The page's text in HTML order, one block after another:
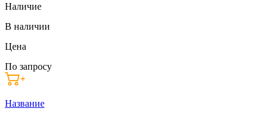
Наличие
В наличии
Цена
По запросу
Название